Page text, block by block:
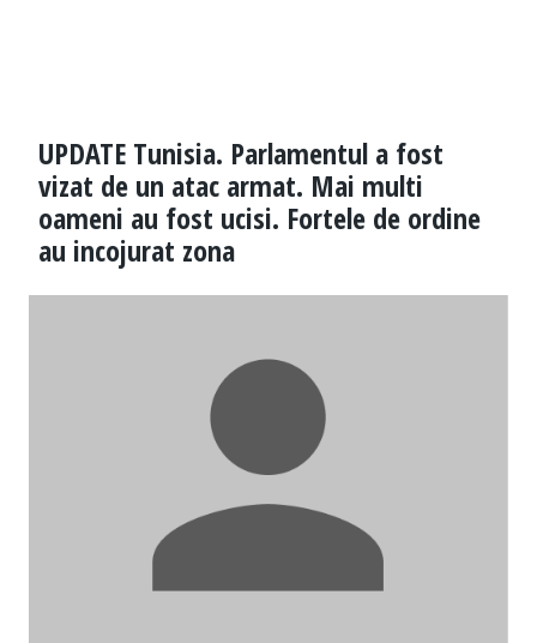
UPDATE Tunisia. Parlamentul a fost
vizat de un atac armat. Mai multi
oameni au fost ucisi. Fortele de ordine
au incojurat zona